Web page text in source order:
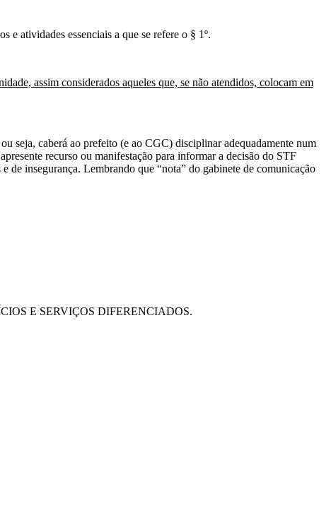
e atividades essenciais a que se refere o § 1º.
assim considerados aqueles que, se não atendidos, colocam em
seja, caberá ao prefeito (e ao CGC) disciplinar adequadamente num
recurso ou manifestação para informar a decisão do STF
insegurança. Lembrando que “nota” do gabinete de comunicação
E SERVIÇOS DIFERENCIADOS.